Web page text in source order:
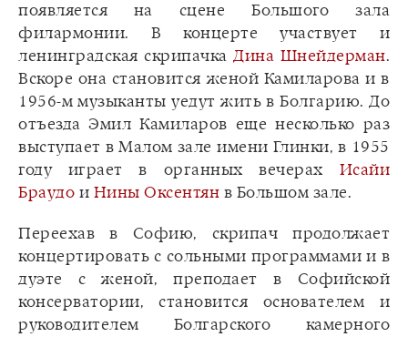
появляется на сцене Большого зала
филармонии. В концерте участвует и
ленинградская скрипачка Дина Шнейдерман.
Вскоре она становится женой Камиларова и в
1956-м музыканты уедут жить в Болгарию. До
отъезда Эмил Камиларов еще несколько раз
выступает в Малом зале имени Глинки, в 1955
году играет в органных вечерах Исайи
Браудо и Нины Оксентян в Большом зале.
Переехав в Софию, скрипач продолжает
концертировать с сольными программами и в
дуэте с женой, преподает в Софийской
консерватории, становится основателем и
руководителем Болгарского камерного